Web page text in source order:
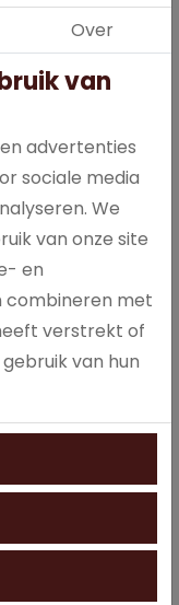
voor
niet alleen de
u een machine
Want met al die
ook veel machines
voor
hebben die deze
wil gewoon
zodat we
de beste koffie.
er ook voor dat uw
Af en
Over
van
advertenties
sociale media
We
van onze site
en
combineren met
verstrekt of
van hun